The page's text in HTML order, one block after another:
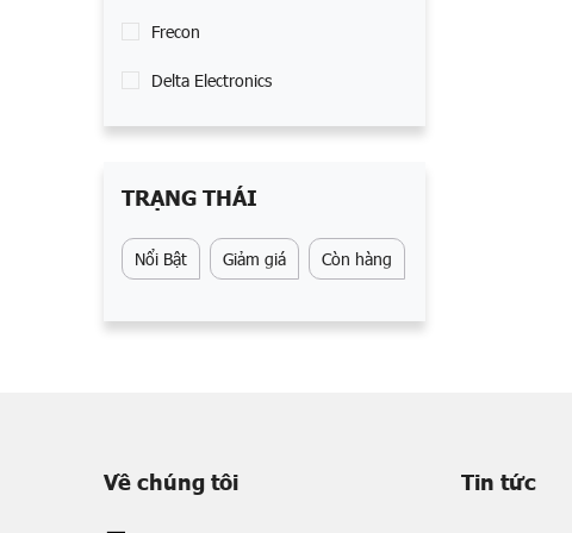
Frecon
Delta Electronics
TRẠNG THÁI
Nổi Bật Giảm giá Còn hàng
Về chúng tôi Tin tức